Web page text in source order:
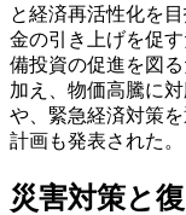
と経済再活性化を
金の引き上げを促
備投資の促進を図
加え、物価高騰に
や、緊急経済対策
計画も発表された。
災害対策と